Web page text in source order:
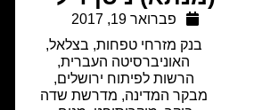
פברואר 19, 2017
בנק מזרחי טפחות, בצלאל,
האוניברסיטה העברית,
הרשות לפיתוח ירושלים,
מבקר המדינה, מדרשת שדה